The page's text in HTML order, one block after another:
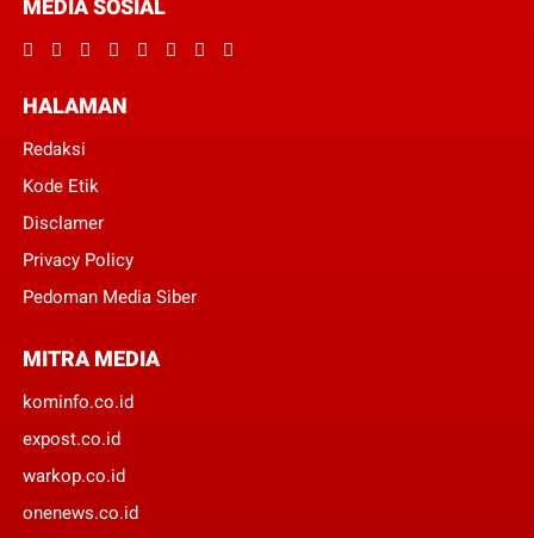
MEDIA SOSIAL
HALAMAN
Redaksi
Kode Etik
Disclamer
Privacy Policy
Pedoman Media Siber
MITRA MEDIA
kominfo.co.id
expost.co.id
warkop.co.id
onenews.co.id